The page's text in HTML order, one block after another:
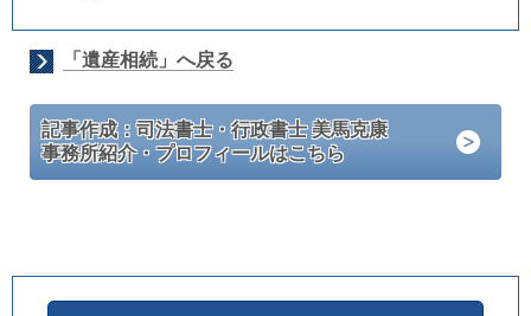
「遺産相続」へ戻る
記事作成：司法書士・行政書士 美馬克康
事務所紹介・プロフィールはこちら